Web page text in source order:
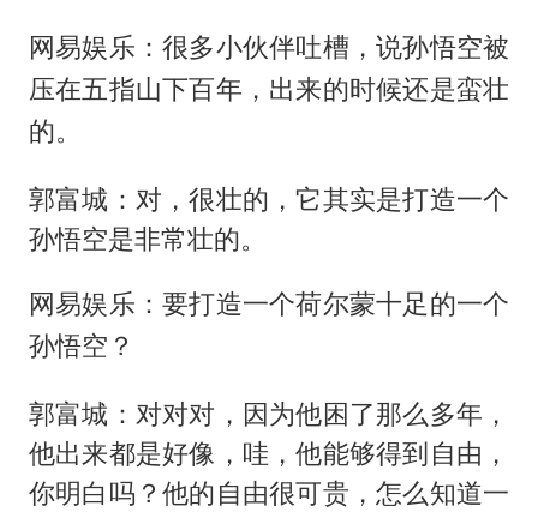
网易娱乐：很多小伙伴吐槽，说孙悟空被
压在五指山下百年，出来的时候还是蛮壮
的。
郭富城：对，很壮的，它其实是打造一个
孙悟空是非常壮的。
网易娱乐：要打造一个荷尔蒙十足的一个
孙悟空？
郭富城：对对对，因为他困了那么多年，
他出来都是好像，哇，他能够得到自由，
你明白吗？他的自由很可贵，怎么知道一